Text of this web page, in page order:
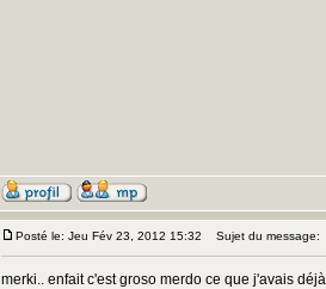
Posté le: Jeu Fév 23, 2012 15:32 Sujet du message:
merki.. enfait c'est groso merdo ce que j'avais